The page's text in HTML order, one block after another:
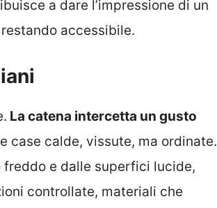
a dare l’impressione di un
accessibile.
La catena intercetta un gusto
case calde, vissute, ma ordinate.
e dalle superfici lucide,
controllate, materiali che